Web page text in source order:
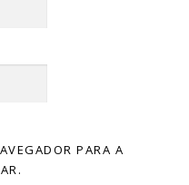
PARA A